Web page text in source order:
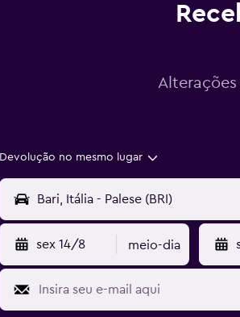
Devolução no mesmo lugar
sex 14/8 meio-dia